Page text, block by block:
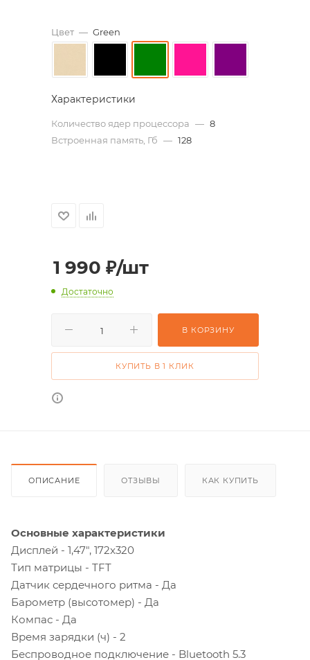
Цвет — Green
Характеристики
Количество ядер процессора — 8
Встроенная память, Гб — 128
1 990 ₽/шт
Достаточно
В КОРЗИНУ
КУПИТЬ В 1 КЛИК
ОПИСАНИЕ ОТЗЫВЫ КАК КУПИТЬ
Основные характеристики
Дисплей - 1,47", 172x320
Тип матрицы - TFT
Датчик сердечного ритма - Да
Барометр (высотомер) - Да
Компас - Да
Время зарядки (ч) - 2
Беспроводное подключение - Bluetooth 5.3